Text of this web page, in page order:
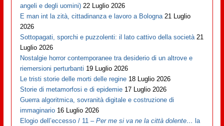
angeli e degli uomini) 22 Luglio 2026
E man int la zità, cittadinanza e lavoro a Bologna 21 Luglio
2026
Sottopagati, sporchi e puzzolenti: il lato cattivo della società 21
Luglio 2026
Nostalgie horror contemporanee tra desiderio di un altrove e
riemersioni perturbanti 19 Luglio 2026
Le tristi storie delle morti delle regine 18 Luglio 2026
Storie di metamorfosi e di epidemie 17 Luglio 2026
Guerra algoritmica, sovranità digitale e costruzione di
immaginario 16 Luglio 2026
Elogio dell’eccesso / 11 –Per me si va ne la città dolente… la